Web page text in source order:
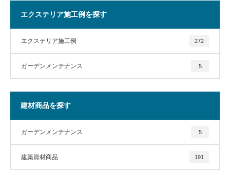
エクステリア施工例を探す
エクステリア施工例 272
ガーデンメンテナンス 5
建材商品を探す
ガーデンメンテナンス 5
建築資材商品 191